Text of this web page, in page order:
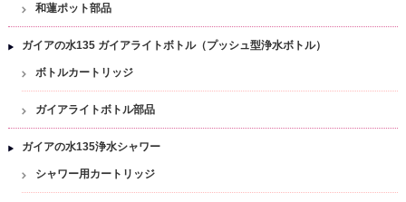
和蓮ポット部品
ガイアの水135 ガイアライトボトル（プッシュ型浄水ボトル）
ボトルカートリッジ
ガイアライトボトル部品
ガイアの水135浄水シャワー
シャワー用カートリッジ